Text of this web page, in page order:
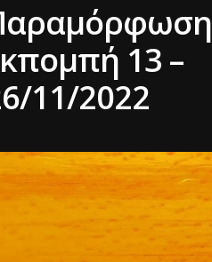
13 –
11/2022